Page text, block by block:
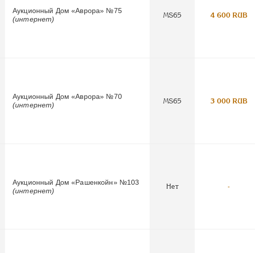
Аукционный Дом «Аврора» №75
(интернет)
MS65 4 600 RUB
Аукционный Дом «Аврора» №70
(интернет)
MS65 3 000 RUB
Аукционный Дом «Рашенкойн» №103
(интернет)
Нет -